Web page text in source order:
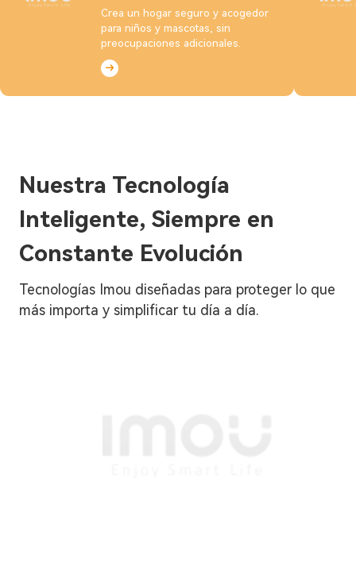
Crea un hogar seguro y acogedor
para niños y mascotas, sin
preocupaciones adicionales.
Nuestra Tecnología
Inteligente, Siempre en
Constante Evolución
Tecnologías Imou diseñadas para proteger lo que
más importa y simplificar tu día a día.